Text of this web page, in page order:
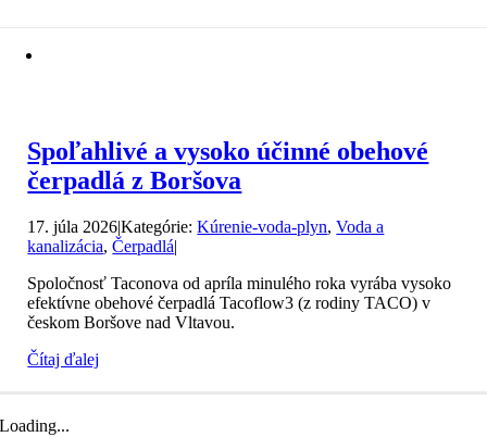
Spoľahlivé a vysoko účinné obehové
čerpadlá z Boršova
17. júla 2026|Kategórie:Kúrenie-voda-plyn,Voda a
kanalizácia,Čerpadlá|
Spoločnosť Taconova od apríla minulého roka vyrába vysoko
efektívne obehové čerpadlá Tacoflow3 (z rodiny TACO) v
českom Boršove nad Vltavou.
Čítaj ďalej
Loading...